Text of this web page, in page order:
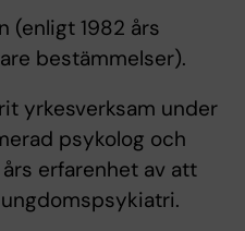
(enligt 1982 års
bestämmelser).
yrkesverksam under
psykolog och
erfarenhet av att